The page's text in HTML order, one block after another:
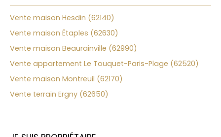
Vente maison Hesdin (62140)
Vente maison Étaples (62630)
Vente maison Beaurainville (62990)
Vente appartement Le Touquet-Paris-Plage (62520)
Vente maison Montreuil (62170)
Vente terrain Ergny (62650)